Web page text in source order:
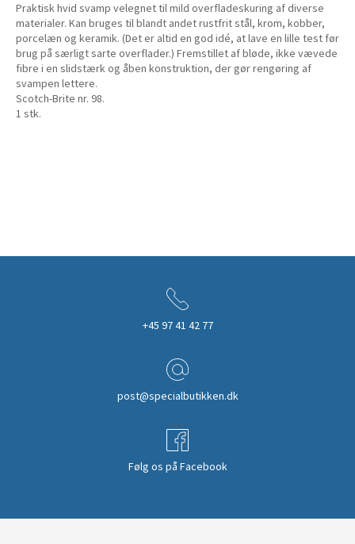
Praktisk hvid svamp velegnet til mild overfladeskuring af diverse
materialer. Kan bruges til blandt andet rustfrit stål, krom, kobber,
porcelæn og keramik. (Det er altid en god idé, at lave en lille test før
brug på særligt sarte overflader.) Fremstillet af bløde, ikke vævede
fibre i en slidstærk og åben konstruktion, der gør rengøring af
svampen lettere.
Scotch-Brite nr. 98.
1 stk.
+45 97 41 42 77
post@specialbutikken.dk
Følg os på Facebook